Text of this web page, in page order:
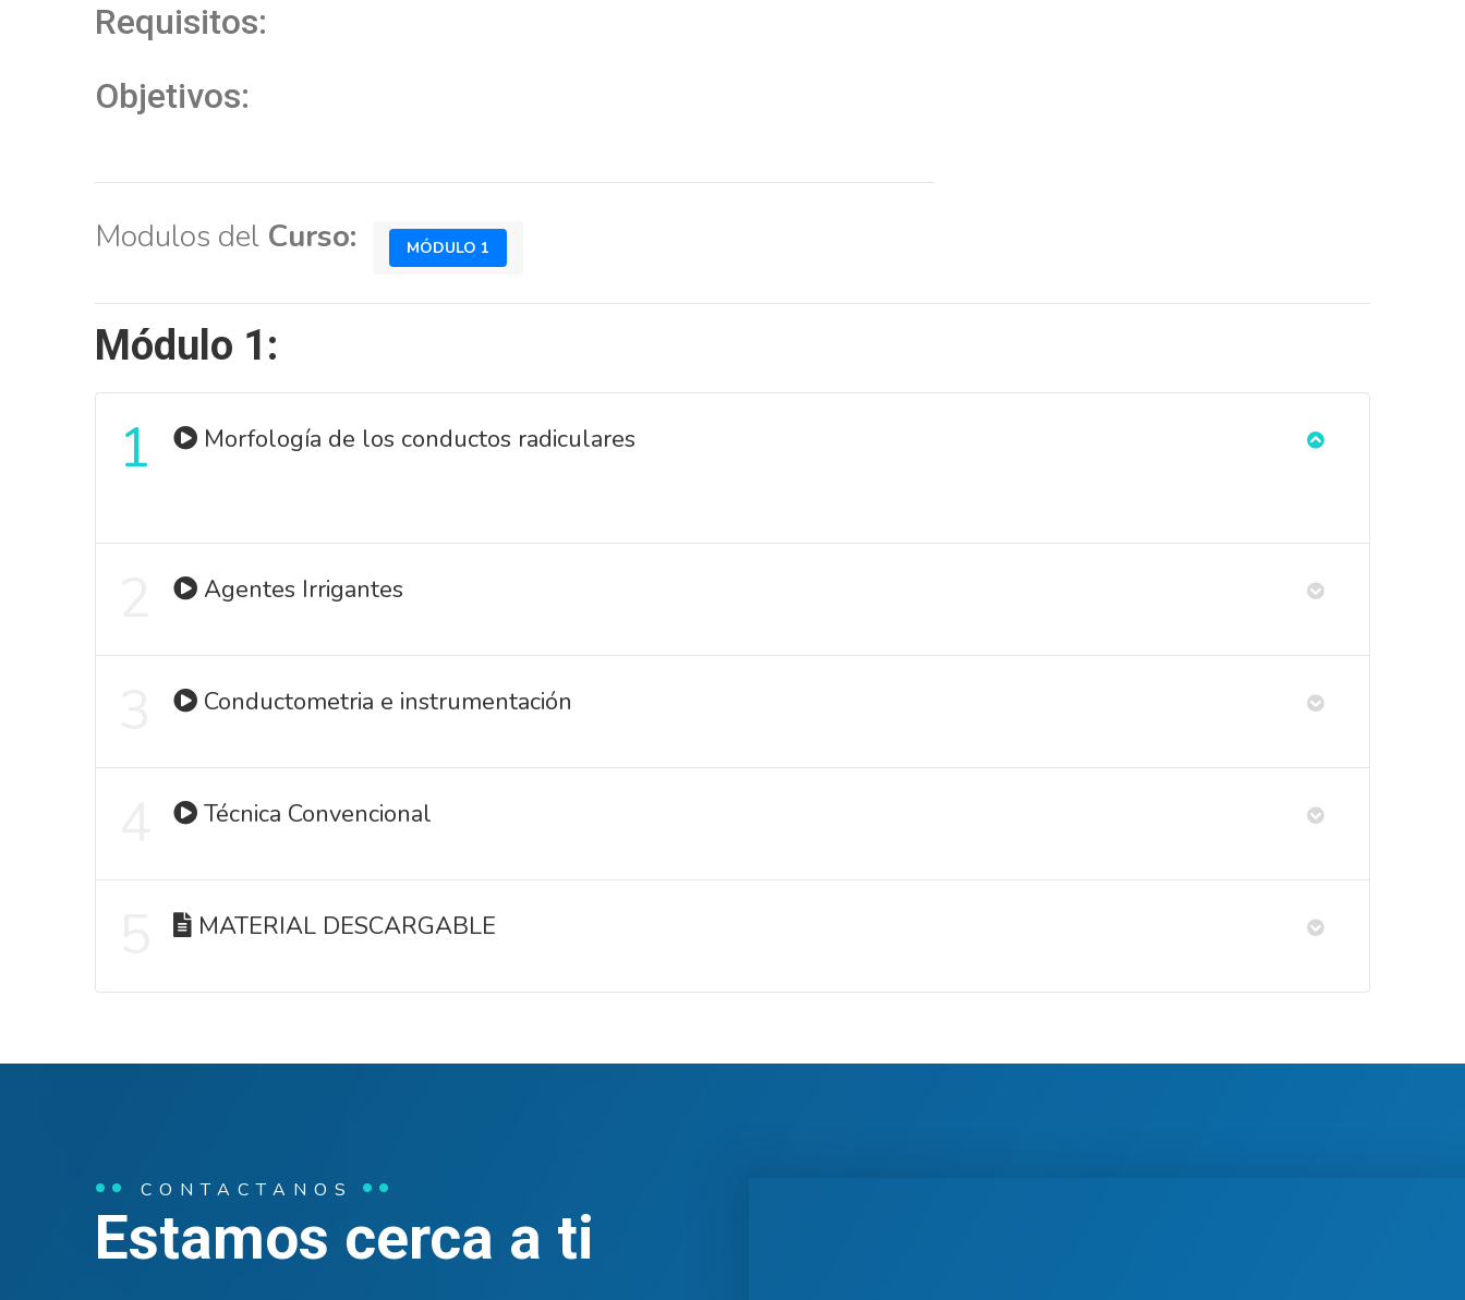
Requisitos:
Objetivos:
Modulos del Curso: MÓDULO 1
Módulo 1:
1 Morfología de los conductos radiculares
Agentes Irrigantes
Conductometria e instrumentación
Técnica Convencional
MATERIAL DESCARGABLE
CONTACTANOS
Estamos cerca a ti